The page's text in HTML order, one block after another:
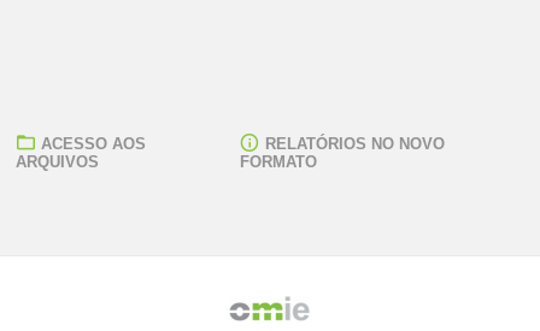
ACESSO AOS
ARQUIVOS
RELATÓRIOS NO NOVO
FORMATO